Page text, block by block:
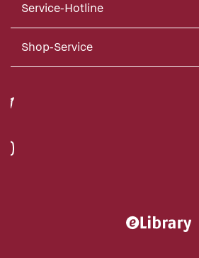
Service-Hotline
Shop-Service